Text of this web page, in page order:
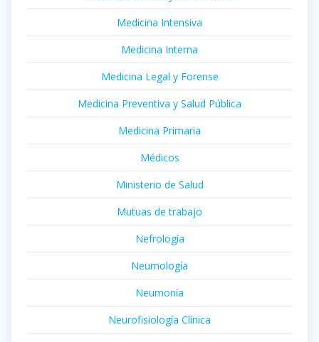
Medicina Intensiva
Medicina Interna
Medicina Legal y Forense
Medicina Preventiva y Salud Pública
Medicina Primaria
Médicos
Ministerio de Salud
Mutuas de trabajo
Nefrología
Neumología
Neumonía
Neurofisiología Clínica